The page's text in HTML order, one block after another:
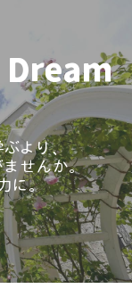
ぶより、
せんか。
に。